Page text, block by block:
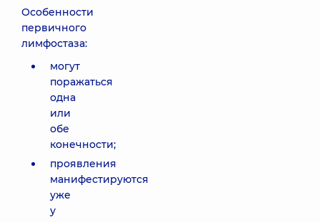
Особенности
первичного
лимфостаза:
могут
поражаться
одна
или
обе
конечности;
проявления
манифестируются
уже
у